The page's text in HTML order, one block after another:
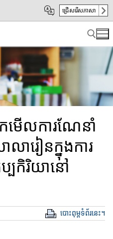
ជ្រើសរើសភាសា
Search for:
កមើលការណែនាំ​
លា​រៀន​ក្នុងការ​
ប្បកិរិយា​នៅ
បោះពុម្ពទំព័រនេះ។